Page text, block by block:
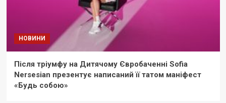
НОВИНИ
Після тріумфу на Дитячому Євробаченні Sofia
Nersesian презентує написаний її татом маніфест
«Будь собою»